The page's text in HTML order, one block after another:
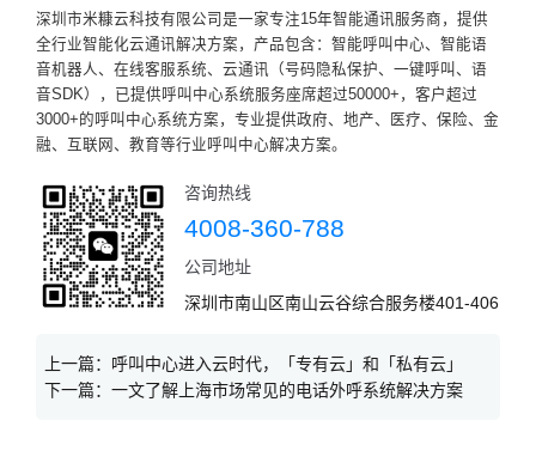
深圳市米糠云科技有限公司是一家专注15年智能通讯服务商，提供
全行业智能化云通讯解决方案，产品包含：智能呼叫中心、智能语
音机器人、在线客服系统、云通讯（号码隐私保护、一键呼叫、语
音SDK），已提供呼叫中心系统服务座席超过50000+，客户超过
3000+的呼叫中心系统方案，专业提供政府、地产、医疗、保险、金
融、互联网、教育等行业呼叫中心解决方案。
咨询热线
4008-360-788
公司地址
深圳市南山区南山云谷综合服务楼401-406
上一篇： 呼叫中心进入云时代，「专有云」和「私有云」
下一篇： 一文了解上海市场常见的电话外呼系统解决方案